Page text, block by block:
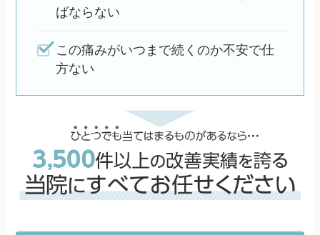
ばならない
この痛みがいつまで続くのか不安で仕
方ない